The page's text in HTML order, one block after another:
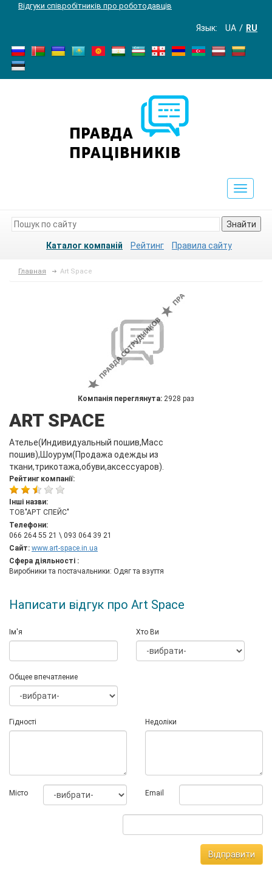
Відгуки співробітників про роботодавців
Язык: UA RU
Toggle
Знайти
Каталог компаній Рейтинг Правила сайту
Главная Art Space
Компанія переглянута: 2928 раз
ART SPACE
Ателье(Индивидуальный пошив,Масс
пошив),Шоурум(Продажа одежды из
ткани,трикотажа,обуви,аксессуаров).
Рейтинг компанії:
Інші назви:
ТОВ"АРТ СПЕЙС"
Телефони:
066 264 55 21 \ 093 064 39 21
Сайт: www.art-space.in.ua
Сфера діяльності :
Виробники та постачальники: Одяг та взуття
Написати відгук про Art Space
Ім'я Хто Ви
Общее впечатление
Гідності Недоліки
Мiсто Email
Відправити